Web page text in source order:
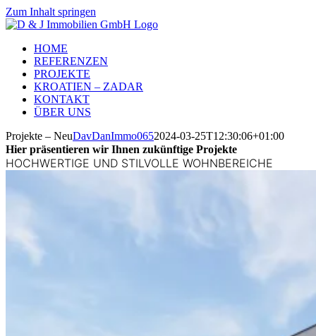
Zum Inhalt springen
HOME
REFERENZEN
PROJEKTE
KROATIEN – ZADAR
KONTAKT
ÜBER UNS
Projekte – NeuDavDanImmo0652024-03-25T12:30:06+01:00
Hier präsentieren wir Ihnen zukünftige Projekte
HOCHWERTIGE UND STILVOLLE WOHNBEREICHE